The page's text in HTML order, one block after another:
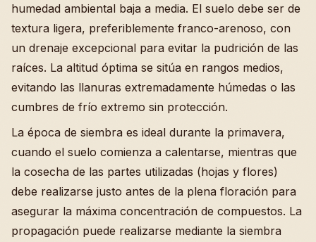
humedad ambiental baja a media. El suelo debe ser de
textura ligera, preferiblemente franco-arenoso, con
un drenaje excepcional para evitar la pudrición de las
raíces. La altitud óptima se sitúa en rangos medios,
evitando las llanuras extremadamente húmedas o las
cumbres de frío extremo sin protección.
La época de siembra es ideal durante la primavera,
cuando el suelo comienza a calentarse, mientras que
la cosecha de las partes utilizadas (hojas y flores)
debe realizarse justo antes de la plena floración para
asegurar la máxima concentración de compuestos. La
propagación puede realizarse mediante la siembra